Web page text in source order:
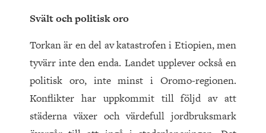
Svält och politisk oro
Torkan är en del av katastrofen i Etiopien, men
tyvärr inte den enda. Landet upplever också en
politisk oro, inte minst i Oromo-regionen.
Konflikter har uppkommit till följd av att
städerna växer och värdefull jordbruksmark